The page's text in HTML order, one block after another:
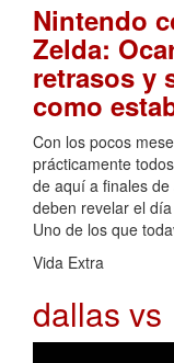
Nintendo
Zelda:
retrasos y
como
Con los pocos
prácticamente
de aquí a finales
deben revelar el
Uno de los que
Vida Extra
dallas vs